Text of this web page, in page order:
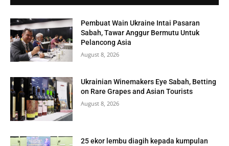
Pembuat Wain Ukraine Intai Pasaran
Sabah, Tawar Anggur Bermutu Untuk
Pelancong Asia
August 8, 2026
Ukrainian Winemakers Eye Sabah, Betting
on Rare Grapes and Asian Tourists
August 8, 2026
25 ekor lembu diagih kepada kumpulan